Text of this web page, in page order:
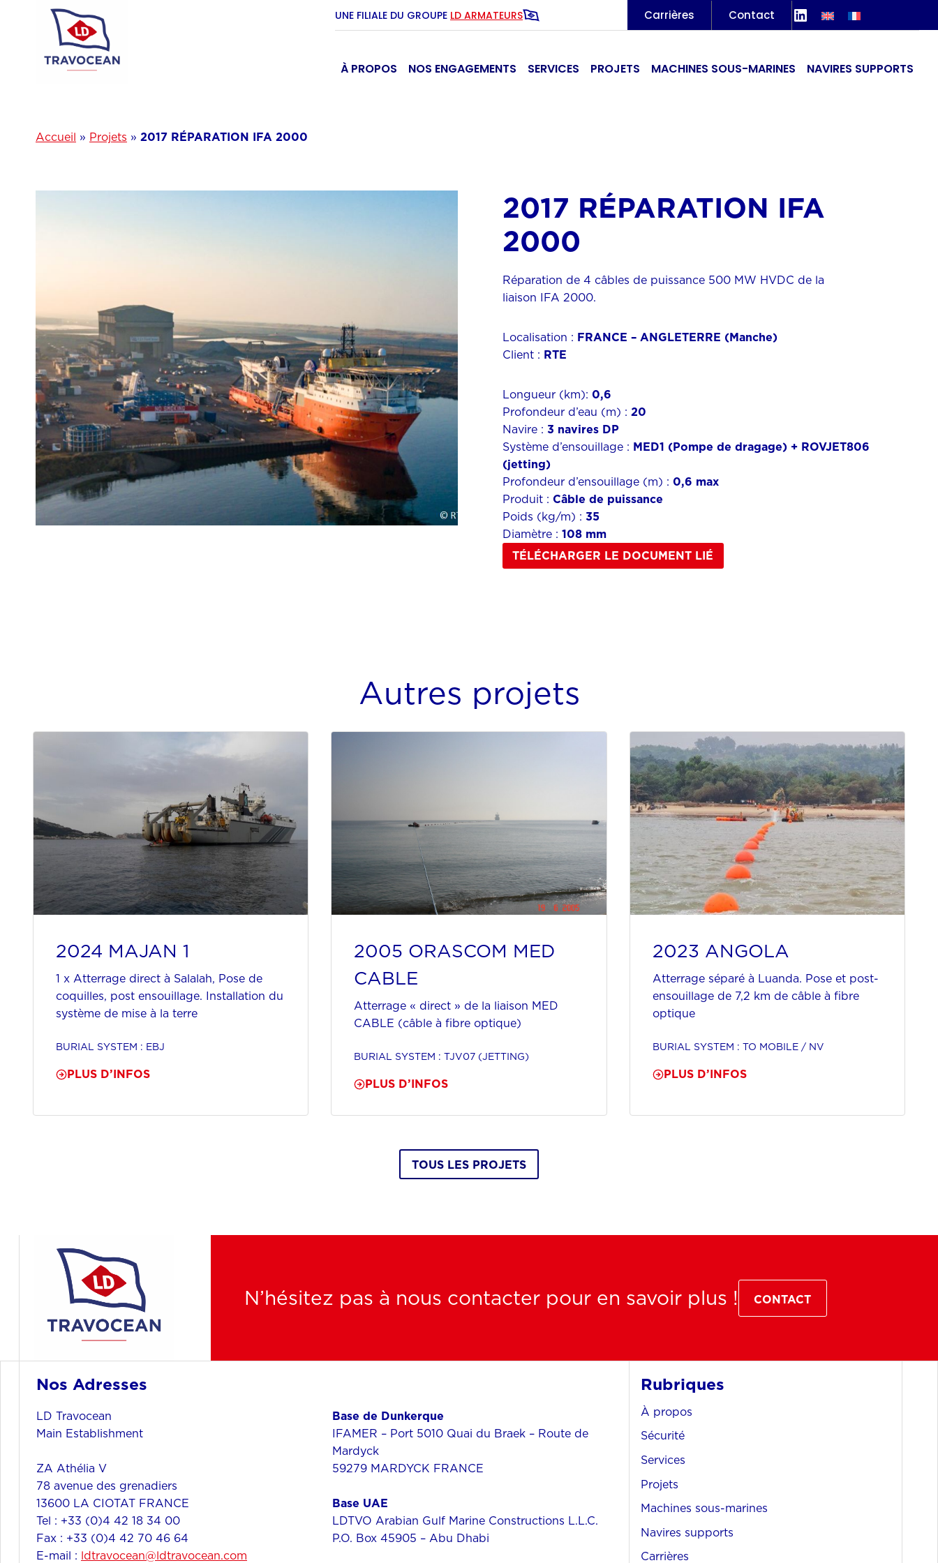
UNE FILIALE DU GROUPE LD ARMATEURS Carrières Contact LinkedIn
À PROPOS NOS ENGAGEMENTS SERVICES PROJETS MACHINES SOUS-MARINES NAVIRES SUPPORTS
Accueil » Projets » 2017 RÉPARATION IFA 2000
2017 RÉPARATION IFA
2000
Réparation de 4 câbles de puissance 500 MW HVDC de la
liaison IFA 2000.
Localisation : FRANCE – ANGLETERRE (Manche)
Client : RTE
Longueur (km): 0,6
Profondeur d’eau (m) : 20
Navire : 3 navires DP
Système d’ensouillage : MED1 (Pompe de dragage) + ROVJET806
(jetting)
Profondeur d’ensouillage (m) : 0,6 max
Produit : Câble de puissance
Poids (kg/m) : 35
Diamètre : 108 mm
TÉLÉCHARGER LE DOCUMENT LIÉ
Autres projets
2024 MAJAN 1
1 x Atterrage direct à Salalah, Pose de
coquilles, post ensouillage. Installation du
système de mise à la terre
BURIAL SYSTEM : EBJ
PLUS D’INFOS
2005 ORASCOM MED
CABLE
Atterrage « direct » de la liaison MED
CABLE (câble à fibre optique)
BURIAL SYSTEM : TJV07 (JETTING)
PLUS D’INFOS
2023 ANGOLA
Atterrage séparé à Luanda. Pose et post-
ensouillage de 7,2 km de câble à fibre
optique
BURIAL SYSTEM : TO MOBILE / NV
PLUS D’INFOS
TOUS LES PROJETS
N’hésitez pas à nous contacter pour en savoir plus ! CONTACT
Nos Adresses
LD Travocean
Main Establishment
ZA Athélia V
78 avenue des grenadiers
13600 LA CIOTAT FRANCE
Tel : +33 (0)4 42 18 34 00
Fax : +33 (0)4 42 70 46 64
E-mail : ldtravocean@ldtravocean.com
Base de Dunkerque
IFAMER – Port 5010 Quai du Braek – Route de
Mardyck
59279 MARDYCK FRANCE
Base UAE
LDTVO Arabian Gulf Marine Constructions L.L.C.
P.O. Box 45905 – Abu Dhabi
Rubriques
À propos
Sécurité
Services
Projets
Machines sous-marines
Navires supports
Carrières